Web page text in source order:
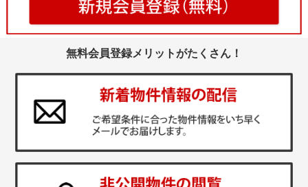
無料会員登録メリットがたくさん！